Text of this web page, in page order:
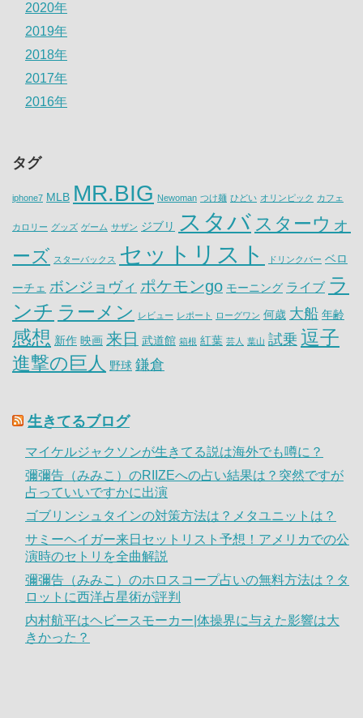
2020年
2019年
2018年
2017年
2016年
タグ
iphone7 MLB MR.BIG Newoman つけ麺 ひどい オリンピック カフェ
カロリー グッズ ゲーム サザン ジブリ スタバ スターウォ
ーズ スターバックス セットリスト ドリンクバー ベロ
ーチェ ボンジョヴィ ポケモンgo モーニング ライブ ラ
ンチ ラーメン レビュー レポート ローグワン 何歳 大船 年齢
感想 新作 映画 来日 武道館 箱根 紅葉 芸人 葉山 試乗 逗子
進撃の巨人 野球 鎌倉
生きてるブログ
マイケルジャクソンが生きてる説は海外でも噂に？
彌彌告（みみこ）のRIIZEへの占い結果は？突然ですが
占っていいですかに出演
ゴブリンシュタインの対策方法は？メタユニットは？
サミーヘイガー来日セットリスト予想！アメリカでの公
演時のセトリを全曲解説
彌彌告（みみこ）のホロスコープ占いの無料方法は？タ
ロットに西洋占星術が評判
内村航平はヘビースモーカー|体操界に与えた影響は大
きかった？